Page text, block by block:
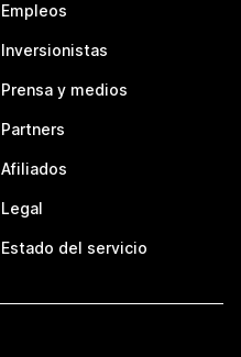
Empleos
Inversionistas
Prensa y medios
Partners
Afiliados
Legal
Estado del servicio